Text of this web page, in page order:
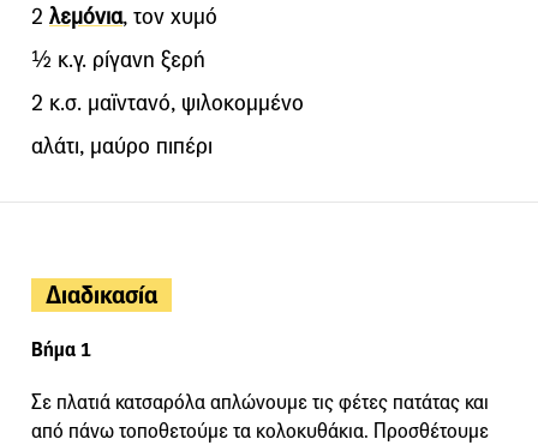
2 λεμόνια, τον χυμό
½ κ.γ. ρίγανη ξερή
2 κ.σ. μαϊντανό, ψιλοκομμένο
αλάτι, μαύρο πιπέρι
Διαδικασία
Βήμα 1
Σε πλατιά κατσαρόλα απλώνουμε τις φέτες πατάτας και
από πάνω τοποθετούμε τα κολοκυθάκια. Προσθέτουμε